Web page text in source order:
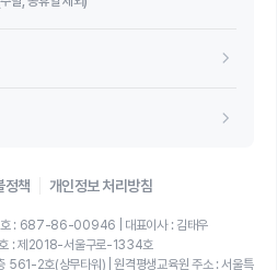
정책 개인정보 처리방침
호 : 687-86-00946 | 대표이사 : 김태우
호 : 제2018-서울구로-1334호
561-2호(상무타워) | 원격평생교육원 주소 : 서울특